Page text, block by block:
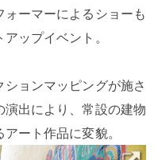
ーマーによるショーも
ップイベント。
ョンマッピングが施さ
出により、常設の建物
ート作品に変貌。